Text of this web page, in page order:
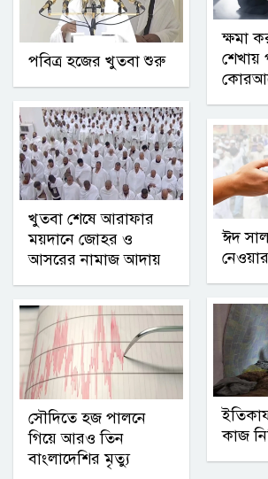
পবিত্র হজের খুতবা শুরু
খুতবা শেষে আরাফার
ময়দানে জোহর ও
আসরের নামাজ আদায়
সৌদিতে হজ পালনে
গিয়ে আরও তিন
বাংলাদেশির মৃত্যু
ক্ষমা
শেখায়
ঈদ
কাজ